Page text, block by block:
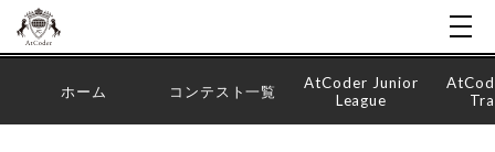
ホーム コンテスト一覧
AtCoder Junior
League